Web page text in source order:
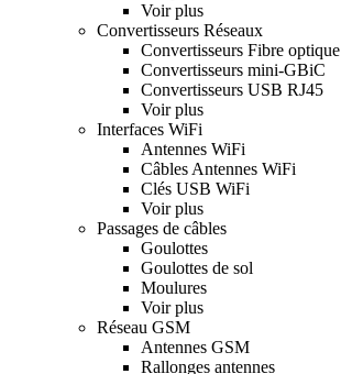
Voir plus
Convertisseurs Réseaux
Convertisseurs Fibre optique
Convertisseurs mini-GBiC
Convertisseurs USB RJ45
Voir plus
Interfaces WiFi
Antennes WiFi
Câbles Antennes WiFi
Clés USB WiFi
Voir plus
Passages de câbles
Goulottes
Goulottes de sol
Moulures
Voir plus
Réseau GSM
Antennes GSM
Rallonges antennes